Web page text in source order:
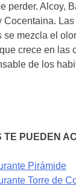
perder. Alcoy,
Cocentaina.
se mezcla el
crece en las
de los
TE PUEDEN
Pirámide
Torre de